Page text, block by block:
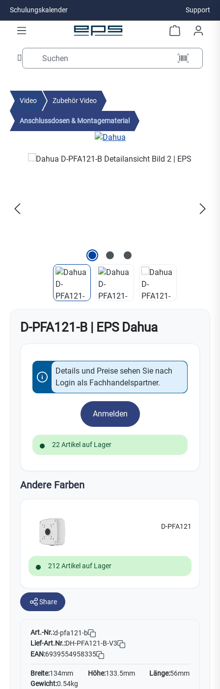
Zum Hauptinhalt springen
Schulungskalender Support
Video Zubehör Video
Anschlussdosen & Montagematerial
Bildergalerie überspringen
D-PFA121-B | EPS Dahua
Details und Preise sehen Sie nach
Login als Fachhandelspartner.
Anmelden
22 Artikel auf Lager
Andere Farben
D-PFA121
212 Artikel auf Lager
Share
Art.-Nr.:d-pfa121-b
Lief-Art.Nr.:DH-PFA121-B-V3
EAN:6939554958335
Breite:134mm Höhe:133.5mm Länge:56mm
Gewicht:0.54kg